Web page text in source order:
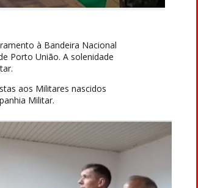
à Bandeira Nacional
Porto União. A solenidade
aos Militares nascidos
Militar.